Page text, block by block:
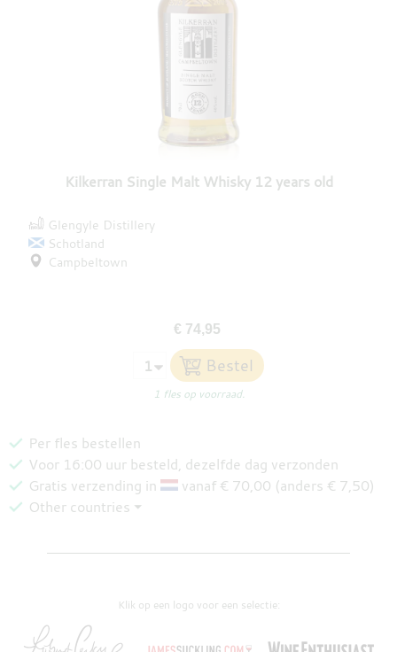
Kilkerran Single Malt Whisky 12 years old
Glengyle Distillery
Schotland
Campbeltown
€ 74,95
1 fles op voorraad.
Per fles bestellen
Voor 16:00 uur besteld, dezelfde dag verzonden
Gratis verzending in
vanaf € 70,00 (anders € 7,50)
Other countries ⏷
Klik op een logo voor een selectie: